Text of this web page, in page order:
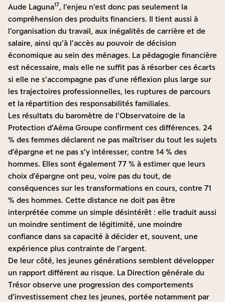
Aude Laguna17, l’enjeu n’est donc pas seulement la
compréhension des produits financiers. Il tient aussi à
l’organisation du travail, aux inégalités de carrière et de
salaire, ainsi qu’à l’accès au pouvoir de décision
économique au sein des ménages. La pédagogie financière
est nécessaire, mais elle ne suffit pas à résorber ces écarts
si elle ne s’accompagne pas d’une réflexion plus large sur
les trajectoires professionnelles, les ruptures de parcours
et la répartition des responsabilités familiales.
Les résultats du baromètre de l’Observatoire de la
Protection d’Aéma Groupe confirment ces différences. 24
% des femmes déclarent ne pas maîtriser du tout les sujets
d’épargne et ne pas s’y intéresser, contre 14 % des
hommes. Elles sont également 77 % à estimer que leurs
choix d’épargne ont peu, voire pas du tout, de
conséquences sur les transformations en cours, contre 71
% des hommes. Cette distance ne doit pas être
interprétée comme un simple désintérêt : elle traduit aussi
un moindre sentiment de légitimité, une moindre
confiance dans sa capacité à décider et, souvent, une
expérience plus contrainte de l’argent.
De leur côté, les jeunes générations semblent développer
un rapport différent au risque. La Direction générale du
Trésor observe une progression des comportements
d’investissement chez les jeunes, portée notamment par